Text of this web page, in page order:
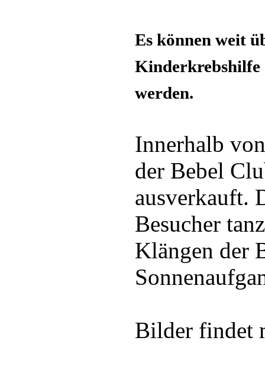
Es können weit
Kinderkrebshilfe
werden.
Innerhalb
der Bebel
ausverkauft.
Besucher
Klängen der
Bilder findet